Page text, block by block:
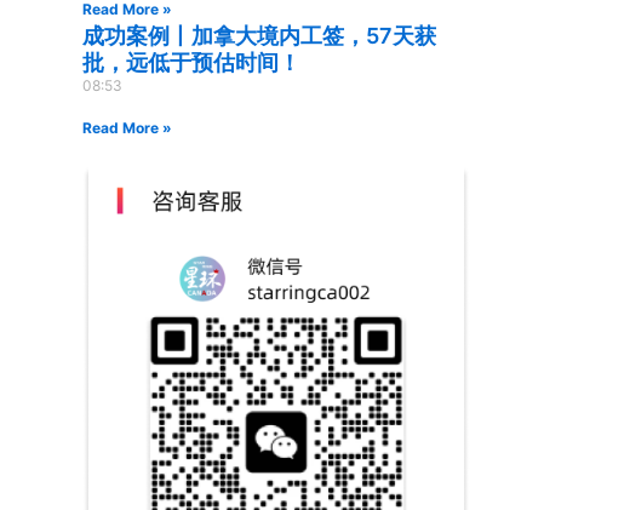
Read More »
成功案例丨加拿大境内工签，57天获
批，远低于预估时间！
08:53
Read More »